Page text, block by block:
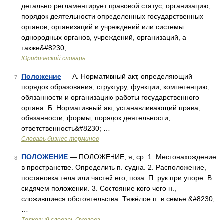
детально регламентирует правовой статус, организацию,
порядок деятельности определенных государственных
органов, организаций и учреждений или системы
однородных органов, учреждений, организаций, а
также&#8230; …
Юридический словарь
7 Положение — А. Нормативный акт, определяющий
порядок образования, структуру, функции, компетенцию,
обязанности и организацию работы государственного
органа. Б. Нормативный акт, устанавливающий права,
обязанности, формы, порядок деятельности,
ответственность&#8230; …
Словарь бизнес-терминов
8 ПОЛОЖЕНИЕ — ПОЛОЖЕНИЕ, я, ср. 1. Местонахождение
в пространстве. Определить п. судна. 2. Расположение,
постановка тела или частей его, поза. П. рук при упоре. В
сидячем положении. 3. Состояние кого чего н.,
сложившиеся обстоятельства. Тяжёлое п. в семье.&#8230;